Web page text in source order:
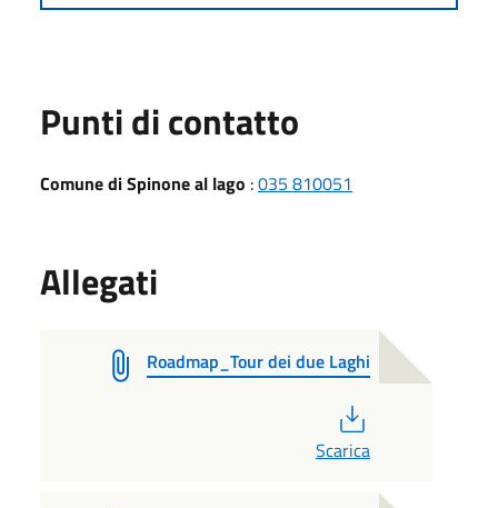
Punti di contatto
Comune di Spinone al lago :035 810051
Allegati
Roadmap_Tour dei due Laghi
Scarica